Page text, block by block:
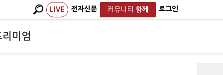
LIVE 전자신문 커뮤니티 함께 로그인
리미엄